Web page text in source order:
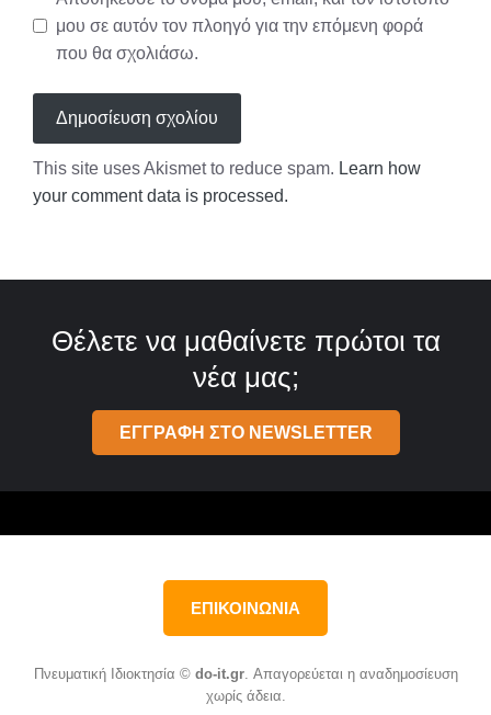
μου σε αυτόν τον πλοηγό για την επόμενη φορά
που θα σχολιάσω.
This site uses Akismet to reduce spam. Learn how
your comment data is processed.
Θέλετε να μαθαίνετε πρώτοι τα
νέα μας;
ΕΓΓΡΑΦΗ ΣΤΟ NEWSLETTER
ΕΠΙΚΟΙΝΩΝΙΑ
Πνευματική Ιδιοκτησία © do-it.gr. Απαγορεύεται η αναδημοσίευση
χωρίς άδεια.